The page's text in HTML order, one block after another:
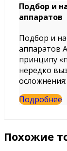
Подбор и
аппаратов
Подбор и
аппаратов
принципу
нередко
Подробнее
Похожие